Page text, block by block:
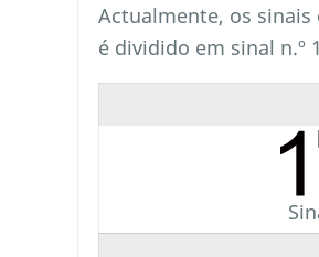
Actualmente, os
é dividido em sinal n.º